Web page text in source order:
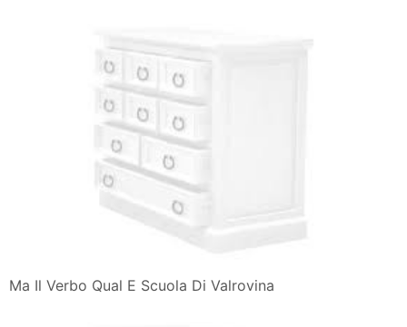
Ma Il Verbo Qual E Scuola Di Valrovina